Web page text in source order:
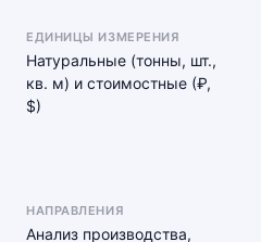
ЕДИНИЦЫ ИЗМЕРЕНИЯ
Натуральные (тонны, шт.,
кв. м) и стоимостные (₽,
$)
НАПРАВЛЕНИЯ
Анализ производства,